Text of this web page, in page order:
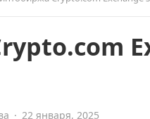
· 22 января, 2025